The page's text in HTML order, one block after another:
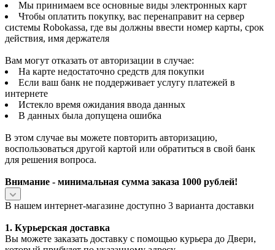
Мы принимаем все основные виды электронных карт
Чтобы оплатить покупку, вас перенаправит на сервер
системы Robokassa, где вы должны ввести номер карты, срок
действия, имя держателя
Вам могут отказать от авторизации в случае:
На карте недостаточно средств для покупки
Если ваш банк не поддерживает услугу платежей в
интернете
Истекло время ожидания ввода данных
В данных была допущена ошибка
В этом случае вы можете повторить авторизацию,
воспользоваться другой картой или обратиться в свой банк
для решения вопроса.
Внимание - минимальная сумма заказа 1000 рублей!
В нашем интернет-магазине доступно 3 варианта доставки
1. Курьерская доставка
Вы можете заказать доставку с помощью курьера до Двери,